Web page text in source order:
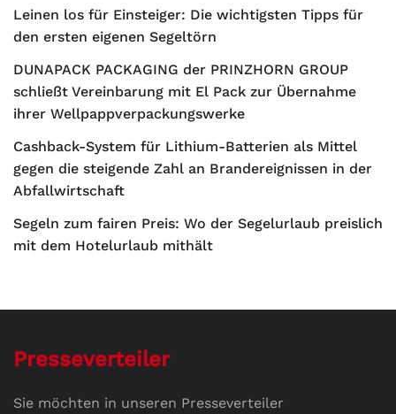
Leinen los für Einsteiger: Die wichtigsten Tipps für
den ersten eigenen Segeltörn
DUNAPACK PACKAGING der PRINZHORN GROUP
schließt Vereinbarung mit El Pack zur Übernahme
ihrer Wellpappverpackungswerke
Cashback-System für Lithium-Batterien als Mittel
gegen die steigende Zahl an Brandereignissen in der
Abfallwirtschaft
Segeln zum fairen Preis: Wo der Segelurlaub preislich
mit dem Hotelurlaub mithält
Presseverteiler
Sie möchten in unseren Presseverteiler